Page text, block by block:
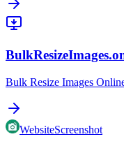
Bulk Resize Images
WebsiteScreenshot